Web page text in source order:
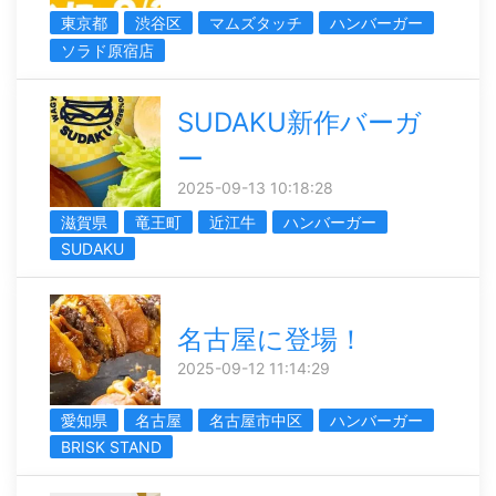
東京都
渋谷区 マムズタッチ
ハンバーガー
ソラド原宿店
SUDAKU新作バーガ
ー
2025-09-13 10:18:28
滋賀県
竜王町 近江牛
ハンバーガー
SUDAKU
名古屋に登場！
2025-09-12 11:14:29
愛知県 名古屋 名古屋市中区
ハンバーガー
BRISK STAND